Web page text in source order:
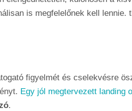
is megfelelőnek kell lennie.
figyelmét és cselekvésre
Egy jól megtervezett landing
.